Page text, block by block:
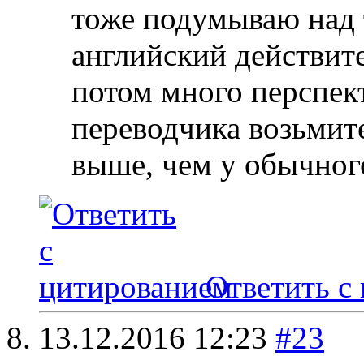
тоже подумываю
английский
потом много
переводчика
выше, чем у
Ответить с
13.12.2016 12:23 #23